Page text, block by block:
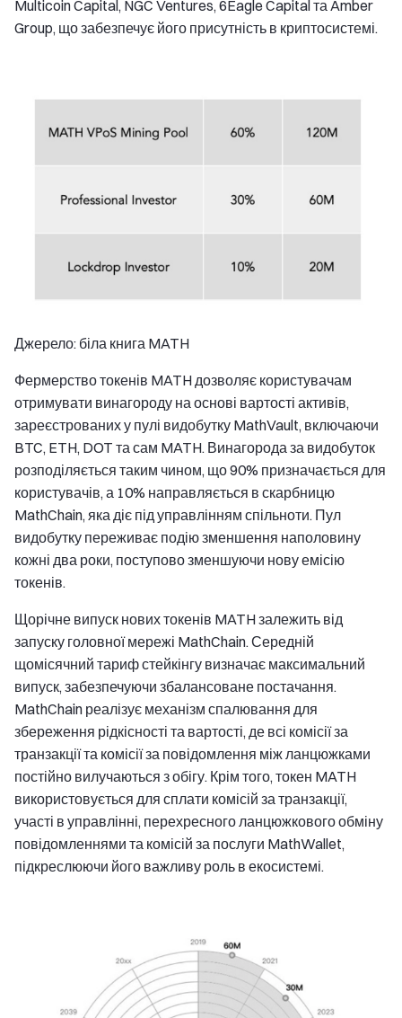
Multicoin Capital, NGC Ventures, 6Eagle Capital та Amber
Group, що забезпечує його присутність в криптосистемі.
Джерело: біла книга MATH
Фермерство токенів MATH дозволяє користувачам
отримувати винагороду на основі вартості активів,
зареєстрованих у пулі видобутку MathVault, включаючи
BTC, ETH, DOT та сам MATH. Винагорода за видобуток
розподіляється таким чином, що 90% призначається для
користувачів, а 10% направляється в скарбницю
MathChain, яка діє під управлінням спільноти. Пул
видобутку переживає подію зменшення наполовину
кожні два роки, поступово зменшуючи нову емісію
токенів.
Щорічне випуск нових токенів MATH залежить від
запуску головної мережі MathChain. Середній
щомісячний тариф стейкінгу визначає максимальний
випуск, забезпечуючи збалансоване постачання.
MathChain реалізує механізм спалювання для
збереження рідкісності та вартості, де всі комісії за
транзакції та комісії за повідомлення між ланцюжками
постійно вилучаються з обігу. Крім того, токен MATH
використовується для сплати комісій за транзакції,
участі в управлінні, перехресного ланцюжкового обміну
повідомленнями та комісій за послуги MathWallet,
підкреслюючи його важливу роль в екосистемі.